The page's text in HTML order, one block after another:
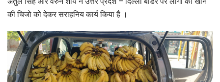
की चिजो को देकर सराहनिय कार्य किया है ।